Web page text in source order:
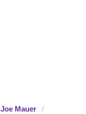
Joe Mauer